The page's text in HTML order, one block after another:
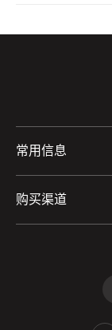
常用信息
购买渠道